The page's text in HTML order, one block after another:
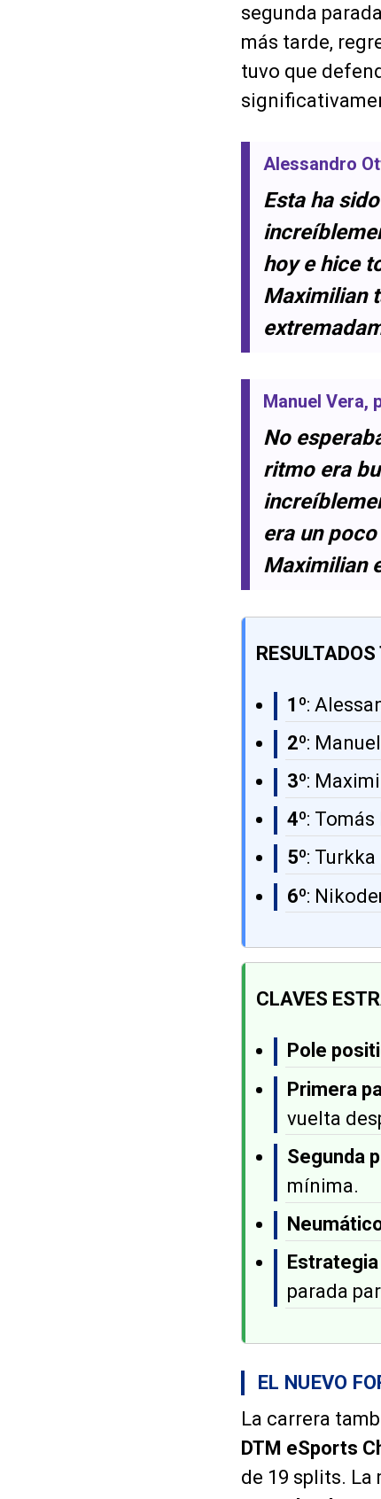
segunda
más tarde,
tuvo que
Alessandro
Esta ha
hoy e hice
Maximilian
Manuel Vera,
No
ritmo era
era un
Maximilian
1º:
2º:
3º:
4º:
5º:
6º:
CLAVES
Pole
Primera
vuelta
Segunda
mínima.
parada
EL NUEVO
La carrera
DTM eSports
de 19 splits.